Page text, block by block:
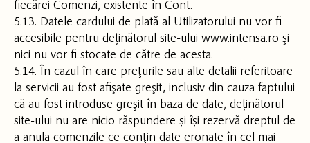
fiecărei Comenzi, existente în Cont.
5.13. Datele cardului de plată al Utilizatorului nu vor fi
accesibile pentru deținătorul site-ului www.intensa.ro şi
nici nu vor fi stocate de către de acesta.
5.14. În cazul în care preţurile sau alte detalii referitoare
la servicii au fost afişate greşit, inclusiv din cauza faptului
că au fost introduse greşit în baza de date, deținătorul
site-ului nu are nicio răspundere și își rezervă dreptul de
a anula comenzile ce conţin date eronate în cel mai